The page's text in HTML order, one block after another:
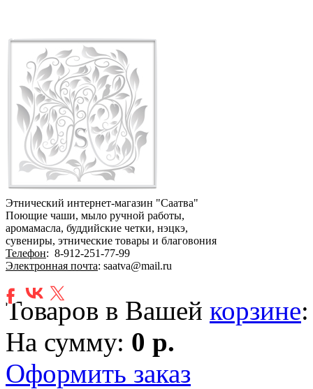
Этнический интернет-магазин "Саатва"
Поющие чаши, мыло ручной работы,
аромамасла, буддийские четки, нэцкэ,
сувениры, этнические товары и благовония
Телефон: 8-912-251-77-99
Электронная почта: saatva@mail.ru
Товаров в Вашей корзине
На сумму: 0 р.
Оформить заказ